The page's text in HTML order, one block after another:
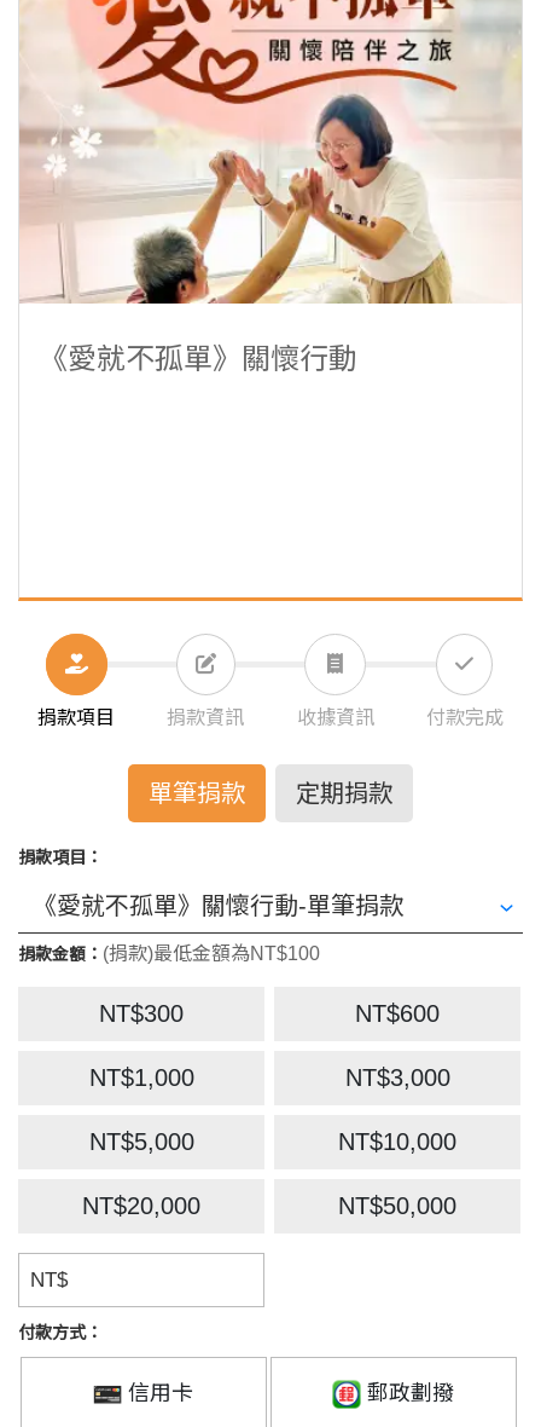
《愛就不孤單》關懷行動
捐款項目 捐款資訊 收據資訊 付款完成
單筆捐款 定期捐款
捐款項目：
捐款金額： (捐款)最低金額為NT$100
NT$300 NT$600
NT$1,000 NT$3,000
NT$5,000 NT$10,000
NT$20,000 NT$50,000
NT$
付款方式：
信用卡 郵政劃撥